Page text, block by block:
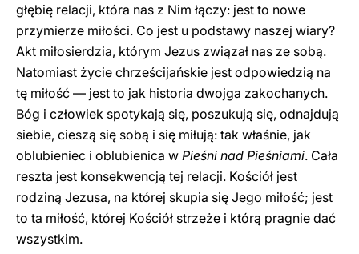
głębię relacji, która nas z Nim łączy: jest to nowe
przymierze miłości. Co jest u podstawy naszej wiary?
Akt miłosierdzia, którym Jezus związał nas ze sobą.
Natomiast życie chrześcijańskie jest odpowiedzią na
tę miłość — jest to jak historia dwojga zakochanych.
Bóg i człowiek spotykają się, poszukują się, odnajdują
siebie, cieszą się sobą i się miłują: tak właśnie, jak
oblubieniec i oblubienica w Pieśni nad Pieśniami. Cała
reszta jest konsekwencją tej relacji. Kościół jest
rodziną Jezusa, na której skupia się Jego miłość; jest
to ta miłość, której Kościół strzeże i którą pragnie dać
wszystkim.